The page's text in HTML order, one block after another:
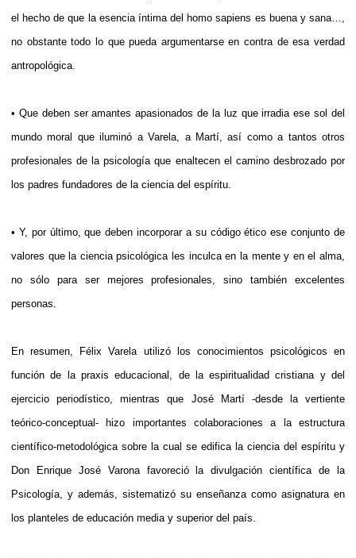
el hecho de que la esencia íntima del homo sapiens es buena y sana…,
no obstante todo lo que pueda argumentarse en contra de esa verdad
antropológica.
• Que deben ser amantes apasionados de la luz que irradia ese sol del
mundo moral que iluminó a Varela, a Martí, así como a tantos otros
profesionales de la psicología que enaltecen el camino desbrozado por
los padres fundadores de la ciencia del espíritu.
• Y, por último, que deben incorporar a su código ético ese conjunto de
valores que la ciencia psicológica les inculca en la mente y en el alma,
no sólo para ser mejores profesionales, sino también excelentes
personas.
En resumen, Félix Varela utilizó los conocimientos psicológicos en
función de la praxis educacional, de la espiritualidad cristiana y del
ejercicio periodístico, mientras que José Martí -desde la vertiente
teórico-conceptual- hizo importantes colaboraciones a la estructura
científico-metodológica sobre la cual se edifica la ciencia del espíritu y
Don Enrique José Varona favoreció la divulgación científica de la
Psicología, y además, sistematizó su enseñanza como asignatura en
los planteles de educación media y superior del país.